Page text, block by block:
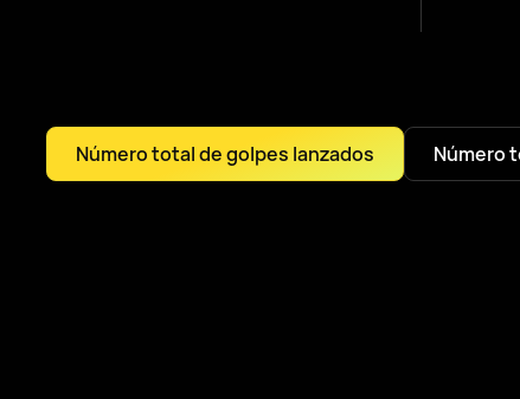
Número total de golpes lanzados Número